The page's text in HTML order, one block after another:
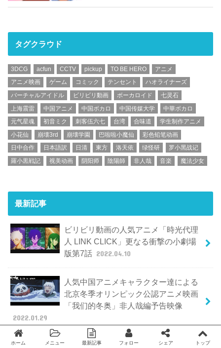
タグクラウド
3DCG acfun CCTV pickup TO BE HERO
アニメ
アニメ映画
ゲーム コミック テンセント
ハオライナーズ
バーチャルアイドル
ビリビリ動画 ボーカロイド
七灵石
上海震雷
中国アニメ 中国ボカロ 中国传媒大学
中華ボカロ
元气星魂
初音ミク 刺客伍六七 台湾 合味道
学生制作アニメ
小花仙
崩壊3rd 崩壊学園 巴啦啦小魔仙
彩色铅笔动画
日中合作
日本語訳 日清 東方 洛天依 绿怪研
罗小黑战记
羅小黒戦記
视美动画 阴阳师 陰陽師 非人哉 音楽 魔法少女
最新記事
ビリビリ動画の人気アニメ「時光代理
人 LINK CLICK」更なる衝撃の小劇場
版第7話 2022.04.10
人気中国アニメキャラクター達による
北京冬季オリンピック公認アニメ映画
「我们的冬奥」非人哉編予告映像
2022.01.29
中国の人気バーチャル歌姫「泠鳶
ホーム メニュー 最新記事 フォロー シェア トップ
Twitter facebook